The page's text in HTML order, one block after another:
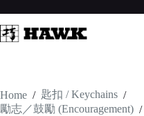
to
content
Home / 匙扣 / Keychains /
勵志／鼓勵 (Encouragement) /